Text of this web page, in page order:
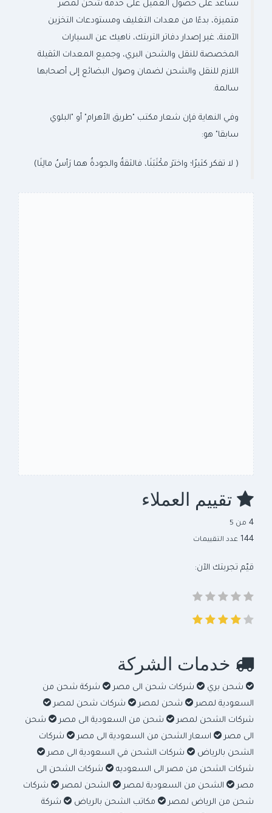
تساعد على حصول العميل على خدمة شحن لمصر
متميزة، بدءًا من معدات التغليف ومستودعات التخزين
الآمنة، غير إصدار دفاتر التربتك، ناهيك عن السيارات
المخصصة للنقل والشحن البري، وجميع المعدات الثقيلة
اللازم للنقل والشحن لضمان وصول البضائع إلى أصحابها
سالمة.
وفي النهاية فإن شعار مكتب "طريق الأهرام" أو "البلوي
سابقا" هو:
( لا تفكر كثيرًا؛ واخترْ مكْتَبَنَا، فالثقةُ والجودةُ هما رَأسُ مالِنَا)
تقييم العملاء
4 من 5
144 عدد التقييمات
قيّم تجربتك الآن:
خدمات الشركة
شحن بري شركات شحن الى مصر
شركة شحن من
السعودية لمصر
شحن لمصر
شركات شحن لمصر
شركات الشحن لمصر
شحن من السعودية الى مصر
شحن
الى مصر
اسعار الشحن من السعودية الى مصر
شركات
الشحن بالرياض
شركات الشحن في السعودية الى مصر
شركات الشحن من مصر الى السعوديه
شركات الشحن الى
مصر
الشحن من السعودية لمصر الشحن لمصر
شركات
شحن من الرياض لمصر
مكاتب الشحن بالرياض
شركة